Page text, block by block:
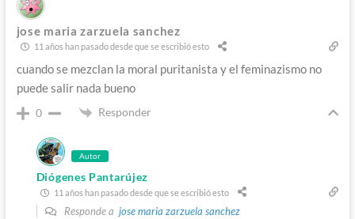
jose maria zarzuela sanchez
11 años han pasado desde que se escribió esto
cuando se mezclan la moral puritanista y el feminazismo no
puede salir nada bueno
0 Responder
Autor
Diógenes Pantarújez
11 años han pasado desde que se escribió esto
Responde a jose maria zarzuela sanchez